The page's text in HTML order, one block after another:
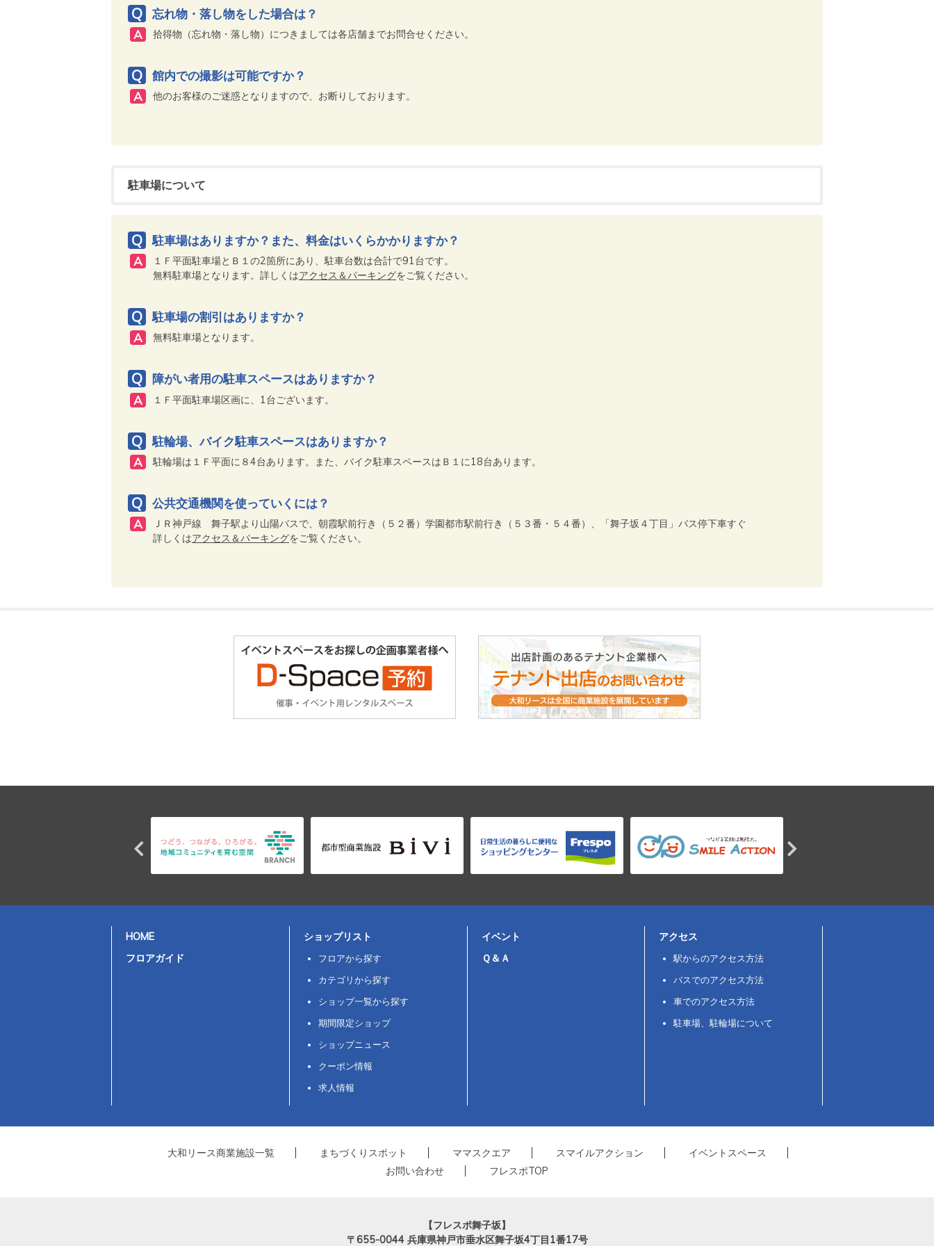
忘れ物・落し物をした場合は？
拾得物（忘れ物・落し物）につきましては各店舗までお問合せください。
館内での撮影は可能ですか？
他のお客様のご迷惑となりますので、お断りしております。
駐車場について
駐車場はありますか？また、料金はいくらかかりますか？
１Ｆ平面駐車場とＢ１の2箇所にあり、駐車台数は合計で91台です。
無料駐車場となります。詳しくはアクセス＆パーキングをご覧ください。
駐車場の割引はありますか？
無料駐車場となります。
障がい者用の駐車スペースはありますか？
１Ｆ平面駐車場区画に、1台ございます。
駐輪場、バイク駐車スペースはありますか？
駐輪場は１Ｆ平面に８4台あります。また、バイク駐車スペースはＢ１に18台あります。
公共交通機関を使っていくには？
ＪＲ神戸線 舞子駅より山陽バスで、朝霞駅前行き（５２番）学園都市駅前行き（５３番・５４番）、「舞子坂４丁目」バス停下車すぐ
詳しくはアクセス＆パーキングをご覧ください。
HOME
フロアガイド
ショップリスト
フロアから探す
カテゴリから探す
ショップ一覧から探す
期間限定ショップ
ショップニュース
クーポン情報
求人情報
イベント
Ｑ＆Ａ
アクセス
駅からのアクセス方法
バスでのアクセス方法
車でのアクセス方法
駐車場、駐輪場について
大和リース商業施設一覧 まちづくりスポット ママスクエア スマイルアクション
イベントスペース
お問い合わせ
フレスポTOP
【フレスポ舞子坂】
〒655-0044 兵庫県神戸市垂水区舞子坂4丁目1番17号